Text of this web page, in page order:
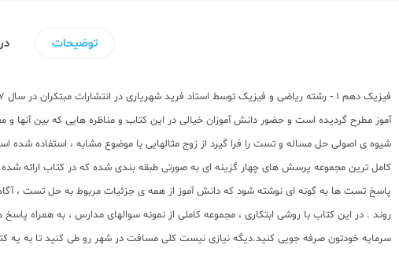
توضیحات
فیزیک دهم 1 - رشته ریاضی و فیزیک توسط استاد فرید شهریاری در انتشارات مبتکران
آموز مطرح گردیده است و حضور دانش آموزان خیالی در این کتاب و مناظره هایی که بین
شیوه ی اصولی حل مساله و تست را فرا گیرد از زوج مثالهایی با موضوع مشابه ، استفاده
کامل ترین مجموعه پرسش های چهار گزینه ای به صورتی طبقه بندی شده که در کتاب ارائه
پاسخ تست ها به گونه ای نوشته شود که دانش آموز از همه ی جزئیات مربوط به حل تست ،
روند . در این کتاب با روشی ابتکاری ، مجموعه کاملی از نمونه سوالهای مدارس ، به همراه
سرمایه خودتون صرفه جویی کنید.دیگه نیازی نیست کلی مسافت در شهر رو طی کنید تا به یه